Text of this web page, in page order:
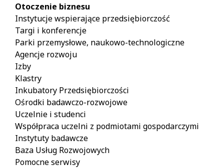
Otoczenie biznesu
Instytucje wspierające przedsiębiorczość
Targi i konferencje
Parki przemysłowe, naukowo-technologiczne
Agencje rozwoju
Izby
Klastry
Inkubatory Przedsiębiorczości
Ośrodki badawczo-rozwojowe
Uczelnie i studenci
Współpraca uczelni z podmiotami gospodarczymi
Instytuty badawcze
Baza Usług Rozwojowych
Pomocne serwisy